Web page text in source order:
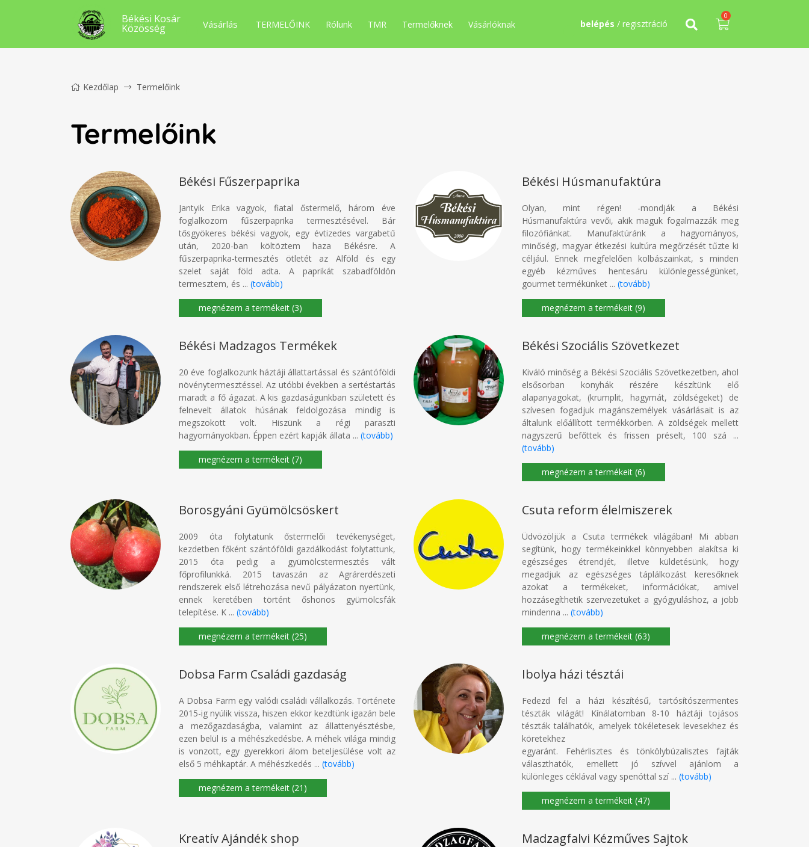
Békési Kosár
Közösség Vásárlás TERMELŐINK Rólunk TMR Termelőknek Vásárlóknak belépés / regisztráció
0
Kezdőlap Termelőink
Termelőink
Békési Fűszerpaprika
Jantyik Erika vagyok, fiatal őstermelő, három éve
foglalkozom fűszerpaprika termesztésével. Bár
tősgyökeres békési vagyok, egy évtizedes vargabetű
után, 2020-ban költöztem haza Békésre. A
fűszerpaprika-termesztés ötletét az Alföld és egy
szelet saját föld adta. A paprikát szabadföldön
termesztem, és ... (tovább)
(3)
Békési Húsmanufaktúra
Olyan, mint régen! -mondják a Békési
Húsmanufaktúra vevői, akik maguk fogalmazzák meg
filozófiánkat. Manufaktúránk a hagyományos,
minőségi, magyar étkezési kultúra megőrzését tűzte ki
céljául. Ennek megfelelően kolbászainkat, s minden
egyéb kézműves hentesáru különlegességünket,
gourmet termékünket ... (tovább)
(9)
Békési Madzagos Termékek
20 éve foglalkozunk háztáji állattartással és szántóföldi
növénytermesztéssel. Az utóbbi években a sertéstartás
maradt a fő ágazat. A kis gazdaságunkban született és
felnevelt állatok húsának feldolgozása mindig is
megszokott volt. Hiszünk a régi paraszti
hagyományokban. Éppen ezért kapják állata ... (tovább)
(7)
Békési Szociális Szövetkezet
Kiváló minőség a Békési Szociális Szövetkezetben, ahol
elsősorban konyhák részére készítünk elő
alapanyagokat, (krumplit, hagymát, zöldségeket) de
szívesen fogadjuk magánszemélyek vásárlásait is az
általunk előállított termékkörben. A zöldségek mellett
nagyszerű befőttek és frissen préselt, 100 szá ...
(tovább)
(6)
Borosgyáni Gyümölcsöskert
2009 óta folytatunk őstermelői tevékenységet,
kezdetben főként szántóföldi gazdálkodást folytattunk,
2015 óta pedig a gyümölcstermesztés vált
főprofilunkká. 2015 tavaszán az Agrárerdészeti
rendszerek első létrehozása nevű pályázaton nyertünk,
ennek keretében történt őshonos gyümölcsfák
telepítése. K ... (tovább)
(25)
Csuta reform élelmiszerek
Üdvözöljük a Csuta termékek világában! Mi abban
segítünk, hogy termékeinkkel könnyebben alakítsa ki
egészséges étrendjét, illetve küldetésünk, hogy
megadjuk az egészséges táplálkozást keresőknek
azokat a termékeket, információkat, amivel
hozzásegíthetik szervezetüket a gyógyuláshoz, a jobb
mindenna ... (tovább)
(63)
Dobsa Farm Családi gazdaság
A Dobsa Farm egy valódi családi vállalkozás. Története
2015-ig nyúlik vissza, hiszen ekkor kezdtünk igazán bele
a mezőgazdaságba, valamint az állattenyésztésbe,
ezen belül is a méhészkedésbe. A méhek világa mindig
is vonzott, egy gyerekkori álom beteljesülése volt az
első 5 méhkaptár. A méhészkedés ... (tovább)
(21)
Ibolya házi tésztái
Fedezd fel a házi készítésű, tartósítószermentes
tészták világát! Kínálatomban 8-10 háztáji tojásos
tészták találhatók, amelyek tökéletesek levesekhez és
köretekhez
egyaránt. Fehérlisztes és tönkölybúzalisztes fajták
választhatók, emellett jó szívvel ajánlom a
különleges céklával vagy spenóttal szí ... (tovább)
(47)
Kreatív Ajándék shop Madzagfalvi Kézműves Sajtok